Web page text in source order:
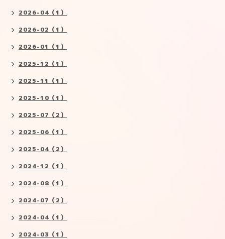
2026-04（1）
2026-02（1）
2026-01（1）
2025-12（1）
2025-11（1）
2025-10（1）
2025-07（2）
2025-06（1）
2025-04（2）
2024-12（1）
2024-08（1）
2024-07（2）
2024-04（1）
2024-03（1）